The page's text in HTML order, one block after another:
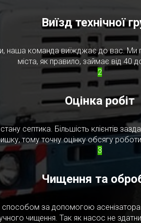
Виїзд технічної
наша команда виїжджає до вас.
міста, як правило, займає від 40
2
Оцінка робіт
септика. Більшість клієнтів
тому точну оцінку обсягу
3
Чищення та
способом за допомогою
чищення. Так як насос не